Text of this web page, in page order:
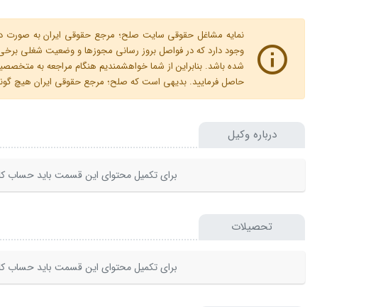
نمایه مشاغل حقوقی سایت صلح؛ مرجع حقوقی ایران به صورت
وجود دارد که در فواصل بروز رسانی مجوزها و وضعیت شغلی
شده باشد. بنابراین از شما خواهشمندیم هنگام مراجعه به
حاصل فرمایید. بدیهی است که صلح؛ مرجع حقوقی ایران هیچ
درباره وکیل
برای تکمیل محتوای این قسمت باید حساب
تحصیلات
برای تکمیل محتوای این قسمت باید حساب